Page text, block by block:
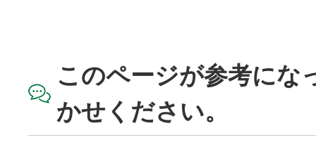
このページが参考にな
かせください。